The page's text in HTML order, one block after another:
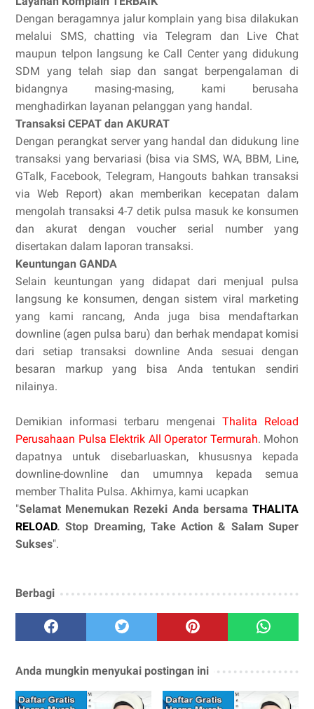
Dengan beragamnya jalur komplain yang bisa dilakukan
melalui SMS, chatting via Telegram dan Live Chat
maupun telpon langsung ke Call Center yang didukung
SDM yang telah siap dan sangat berpengalaman di
bidangnya masing-masing, kami berusaha
menghadirkan layanan pelanggan yang handal.
Transaksi CEPAT dan AKURAT
Dengan perangkat server yang handal dan didukung line
transaksi yang bervariasi (bisa via SMS, WA, BBM, Line,
GTalk, Facebook, Telegram, Hangouts bahkan transaksi
via Web Report) akan memberikan kecepatan dalam
mengolah transaksi 4-7 detik pulsa masuk ke konsumen
dan akurat dengan voucher serial number yang
disertakan dalam laporan transaksi.
Keuntungan GANDA
Selain keuntungan yang didapat dari menjual pulsa
langsung ke konsumen, dengan sistem viral marketing
yang kami rancang, Anda juga bisa mendaftarkan
downline (agen pulsa baru) dan berhak mendapat komisi
dari setiap transaksi downline Anda sesuai dengan
besaran markup yang bisa Anda tentukan sendiri
nilainya.
Demikian informasi terbaru mengenai Thalita Reload
Perusahaan Pulsa Elektrik All Operator Termurah. Mohon
dapatnya untuk disebarluaskan, khususnya kepada
downline-downline dan umumnya kepada semua
member Thalita Pulsa. Akhirnya, kami ucapkan
"Selamat Menemukan Rezeki Anda bersama THALITA
RELOAD. Stop Dreaming, Take Action & Salam Super
Sukses".
Berbagi
Anda mungkin menyukai postingan ini